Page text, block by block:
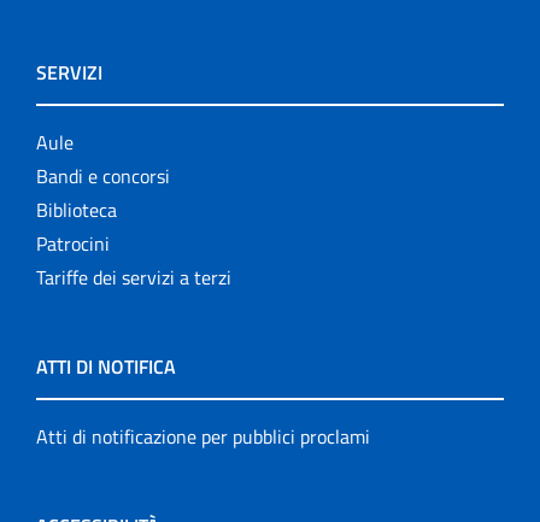
SERVIZI
Aule
Bandi e concorsi
Biblioteca
Patrocini
Tariffe dei servizi a terzi
ATTI DI NOTIFICA
Atti di notificazione per pubblici proclami